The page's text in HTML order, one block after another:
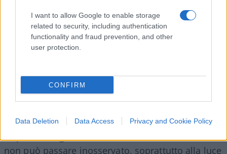
I want to allow Google to enable storage
related to security, including authentication
functionality and fraud prevention, and other
user protection.
CONFIRM
Data Deletion Data Access Privacy and Cookie Policy
È così che l’obbligatorietà dell’azione penale
diventa la foglia di fico per indagare contro
l’opposizione e ribaltare l’esito inoppugnabile
delle urne. Sono 25 anni che in Lombardia la
è andata bene.
Ma l’attacco “sudamericano” alle opposizioni,
non può passare inosservato, soprattutto alla luce